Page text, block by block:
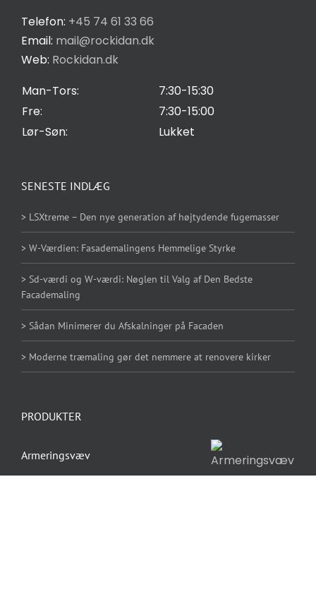
Telefon: +45 74 61 33 66
Email: mail@rockidan.dk
Web: Rockidan.dk
Man-Tors:
7:30-15:30
Fre:
7:30-15:00
Lør-Søn:
Lukket
Privatlivspolitik
Cookie Indstilling
SENESTE INDLÆG
> LSXtreme – Den nye generation af højtydende fugemasser
> W-Værdien: Fasademalingens Hemmelige Styrke
> Sd-værdi og W-værdi: Nøglen til Valg af Den Bedste
Facademaling
> Sådan Minimerer du Afskalninger på Facaden
> Moderne træmaling gør det nemmere at renovere kirker
PRODUKTER
Armeringsvæv